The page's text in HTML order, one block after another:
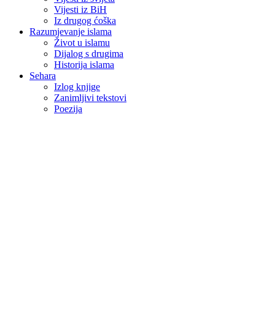
Vijesti iz BiH
Iz drugog ćoška
Razumjevanje islama
Život u islamu
Dijalog s drugima
Historija islama
Sehara
Izlog knjige
Zanimljivi tekstovi
Poezija